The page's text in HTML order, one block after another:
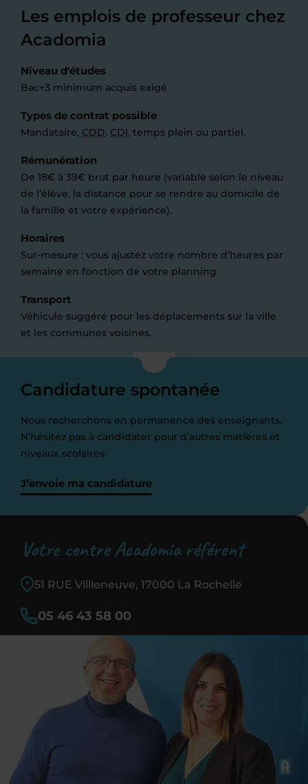
Les emplois de professeur chez
Acadomia
Niveau d'études
Bac+3 minimum acquis exigé
Types de contrat possible
Mandataire, CDD, CDI, temps plein ou partiel.
Rémunération
De 18€ à 39€ brut par heure (variable selon le niveau
de l’élève, la distance pour se rendre au domicile de
la famille et votre expérience).
Horaires
Sur-mesure : vous ajustez votre nombre d’heures par
semaine en fonction de votre planning
Transport
Véhicule suggéré pour les déplacements sur la ville
et les communes voisines.
Candidature spontanée
Nous recherchons en permanence des enseignants.
N’hésitez pas à candidater pour d’autres matières et
niveaux scolaires.
J’envoie ma candidature
Votre centre Acadomia référent
51 RUE Villleneuve, 17000 La Rochelle
05 46 43 58 00